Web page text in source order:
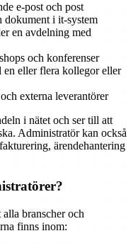
e-post och post
dokument i it-system
en avdelning med
och konferenser
en eller flera kollegor eller
externa leverantörer
i nätet och ser till att
Administratör kan också
ärendehantering
branscher och
finns inom: